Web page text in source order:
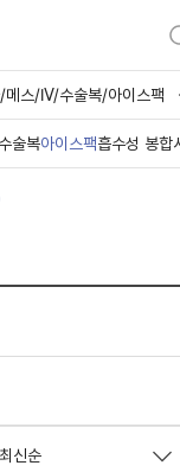
메스/IV/수술복/아이스팩
수술복아이스팩흡수성 봉합